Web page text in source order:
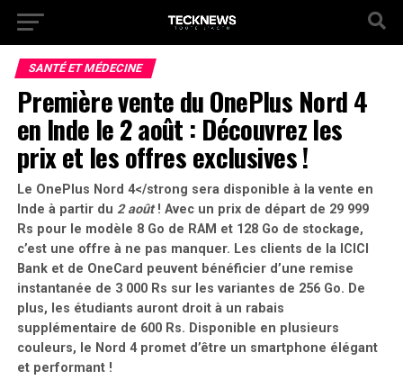
SANTÉ ET MÉDECINE
Première vente du OnePlus Nord 4
en Inde le 2 août : Découvrez les
prix et les offres exclusives !
Le OnePlus Nord 4</strong sera disponible à la vente en
Inde à partir du 2 août! Avec un prix de départ de 29 999
Rs pour le modèle 8 Go de RAM et 128 Go de stockage,
c’est une offre à ne pas manquer. Les clients de la ICICI
Banket de OneCard peuvent bénéficier d’une remise
instantanée de 3 000 Rs sur les variantes de 256 Go. De
plus, les étudiants auront droit à un rabais
supplémentaire de 600 Rs. Disponible en plusieurs
couleurs, le Nord 4 promet d’être un smartphone élégant
et performant !